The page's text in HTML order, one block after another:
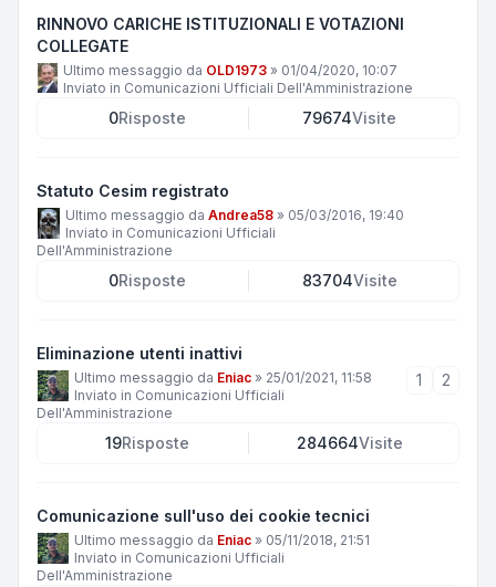
RINNOVO CARICHE ISTITUZIONALI E VOTAZIONI
COLLEGATE
Ultimo messaggio da OLD1973 » 01/04/2020, 10:07
Inviato in Comunicazioni Ufficiali Dell'Amministrazione
0Risposte 79674Visite
Statuto Cesim registrato
Ultimo messaggio da Andrea58 » 05/03/2016, 19:40
Inviato in Comunicazioni Ufficiali
Dell'Amministrazione
0Risposte 83704Visite
Eliminazione utenti inattivi
Ultimo messaggio da Eniac » 25/01/2021, 11:58
Inviato in Comunicazioni Ufficiali
Dell'Amministrazione
1 2
19Risposte 284664Visite
Comunicazione sull'uso dei cookie tecnici
Ultimo messaggio da Eniac » 05/11/2018, 21:51
Inviato in Comunicazioni Ufficiali
Dell'Amministrazione